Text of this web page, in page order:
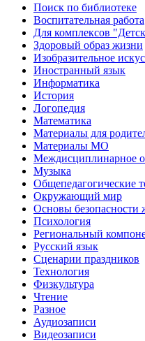
Поиск по библиотеке
Воспитательная работа
Для комплексов
Здоровый образ жизни
Изобразительное
Иностранный язык
Информатика
История
Логопедия
Математика
Материалы для
Материалы МО
Междисциплинарное
Музыка
Общепедагогические
Окружающий мир
Основы безопасности
Психология
Региональный
Русский язык
Сценарии праздников
Технология
Физкультура
Чтение
Разное
Аудиозаписи
Видеозаписи